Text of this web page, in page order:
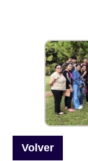
Volver